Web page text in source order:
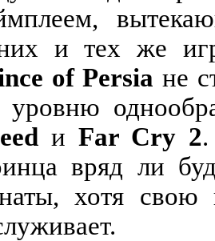
и тех же
of Persia не
уровню
и Far Cry 2
вряд ли
хотя свою